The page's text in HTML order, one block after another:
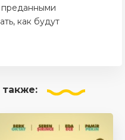
преданными
как будут
также: